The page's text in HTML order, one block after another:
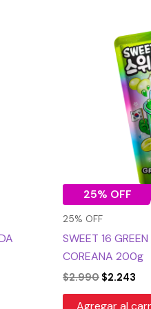
25% OFF
25% OFF
SWEET 16
COREANA 200g
$2.990
original
era:
$2.990.
$2.243
es: